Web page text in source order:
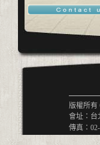
版權所有
會址：台
傳真：